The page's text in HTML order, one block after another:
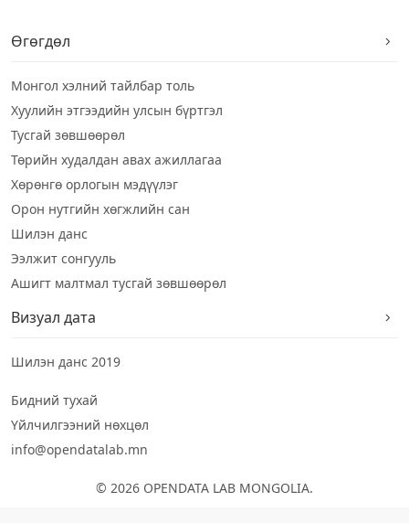
Өгөгдөл
Монгол хэлний тайлбар толь
Хуулийн этгээдийн улсын бүртгэл
Тусгай зөвшөөрөл
Төрийн худалдан авах ажиллагаа
Хөрөнгө орлогын мэдүүлэг
Орон нутгийн хөгжлийн сан
Шилэн данс
Ээлжит сонгууль
Ашигт малтмал тусгай зөвшөөрөл
Визуал дата
Шилэн данс 2019
Бидний тухай
Үйлчилгээний нөхцөл
info@opendatalab.mn
© 2026 OPENDATA LAB MONGOLIA.